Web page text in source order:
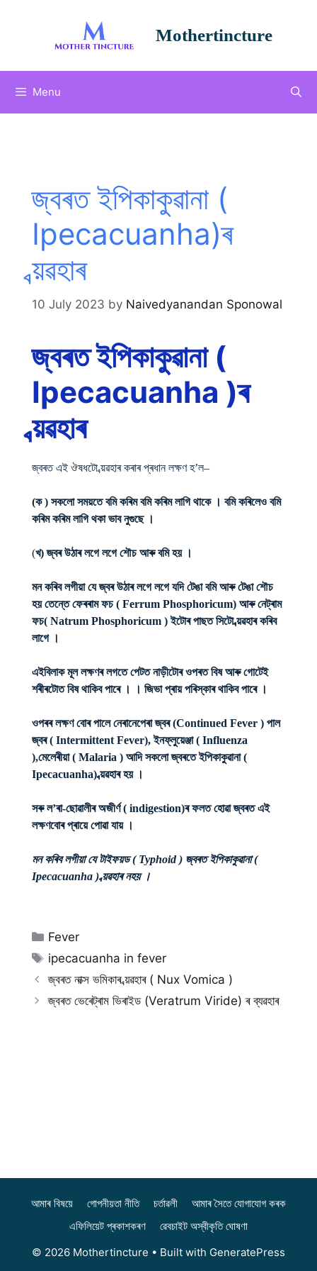
Mothertincture
Menu
জ্বৰত ইপিকাকুৱানা (
Ipecacuanha)ৰ
ব্য়ৱহাৰ
10 July 2023 by Naivedyanandan Sponowal
জ্বৰত ইপিকাকুৱানা (
Ipecacuanha )ৰ
ব্য়ৱহাৰ
জ্বৰত এই ঔষধটো ব্য়ৱহাৰ কৰাৰ প্ৰধান লক্ষণ হ’ল–
(ক ) সকলো সময়তে বমি কৰিম বমি কৰিম লাগি থাকে । বমি কৰিলেও বমি
কৰিম কৰিম লাগি থকা ভাব নুগুছে ।
(খ) জ্বৰ উঠাৰ লগে লগে শৌচ আৰু বমি হয় ।
মন কৰিব লগীয়া যে জ্বৰ উঠাৰ লগে লগে যদি টেঙা বমি আৰু টেঙা শৌচ
হয় তেন্তে ফেৰৰাম ফচ ( Ferrum Phosphoricum) আৰু নেট্ৰাম
ফচ( Natrum Phosphoricum ) ইটোৰ পাছত সিটো ব্য়ৱহাৰ কৰিব
লাগে ।
এইবিলাক মূল লক্ষণৰ লগতে পেটত নাড়ীটোৰ ওপৰত বিষ আৰু গোটেই
শৰীৰটোত বিষ থাকিব পাৰে । । জিভা প্ৰায় পৰিস্কাৰ থাকিব পাৰে ।
ওপৰৰ লক্ষণ বোৰ পালে নেৰানেপেৰা জ্বৰ (Continued Fever ) পাল
জ্বৰ ( Intermittent Fever), ইনফ্লুয়েঞ্জা ( Influenza
),মেলেৰীয়া ( Malaria ) আদি সকলো জ্বৰতে ইপিকাকুৱানা (
Ipecacuanha) ব্য়ৱহাৰ হয় ।
সৰু ল’ৰা-ছোৱালীৰ অজীৰ্ণ ( indigestion)ৰ ফলত হোৱা জ্বৰত এই
লক্ষণবোৰ প্ৰায়ে পোৱা যায় ।
মন কৰিব লগীয়া যে টাইফয়ড ( Typhoid ) জ্বৰত ইপিকাকুৱানা (
Ipecacuanha ) ব্য়ৱহাৰ নহয় ।
Categories
Fever
Tags
ipecacuanha in fever
জ্বৰত নাক্স ভমিকাৰ ব্য়ৱহাৰ ( Nux Vomica )
জ্বৰত ভেৰেট্ৰাম ভিৰাইড (Veratrum Viride) ৰ ব্যৱহাৰ
আমাৰ বিষয়ে গোপনীয়তা নীতি চৰ্তাৱলী
আমাৰ সৈতে যোগাযোগ কৰক
এফিলিয়েট প্ৰকাশকৰণ
ৱেবচাইট অস্বীকৃতি ঘোষণা
© 2026 Mothertincture • Built with GeneratePress